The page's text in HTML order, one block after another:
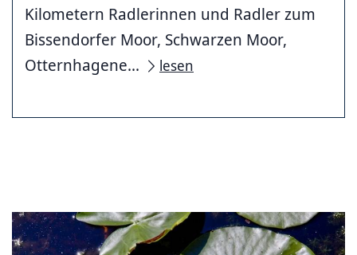
Kilometern Radlerinnen und Radler zum
Bissendorfer Moor, Schwarzen Moor,
Otternhagene...
lesen